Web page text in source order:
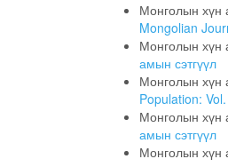
Монголын хүн
Mongolian
Монголын хүн
амын сэтгүүл
Монголын хүн
Population:
Монголын хүн
амын сэтгүүл
Монголын хүн